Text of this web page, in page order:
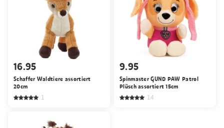
16.95
Schaffer Waldtiere assortiert
20cm
1
9.95
Spinmaster GUND PAW Patrol
Plüsch assortiert 15cm
14